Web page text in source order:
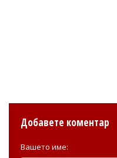
Добавете коментар
Вашето име: